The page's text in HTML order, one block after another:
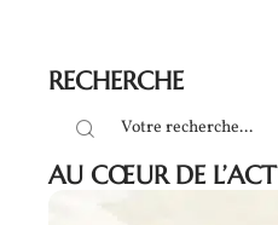
RECHERCHE
AU CŒUR DE